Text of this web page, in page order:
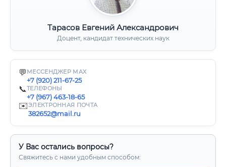
Тарасов Евгений Александрович
Доцент, кандидат технических наук
💬 МЕССЕНДЖЕР MAX
+7 (920) 211-67-25
📞ТЕЛЕФОНЫ
+7 (967) 463-18-65
✉️ЭЛЕКТРОННАЯ ПОЧТА
382652@mail.ru
У Вас остались вопросы?
Свяжитесь с нами удобным способом: